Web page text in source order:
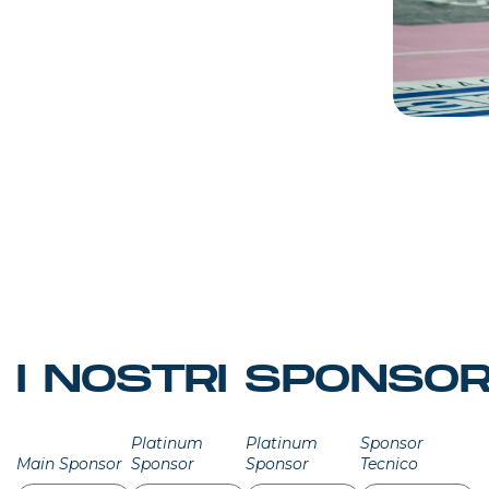
I NOSTRI
Main Sponsor
Platinum
Sponsor
Platinum
Sponsor
Sponsor
Tecnico